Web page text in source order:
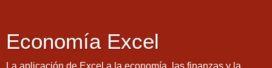
Economía Excel
La aplicación de Excel a la economía, las finanzas y la